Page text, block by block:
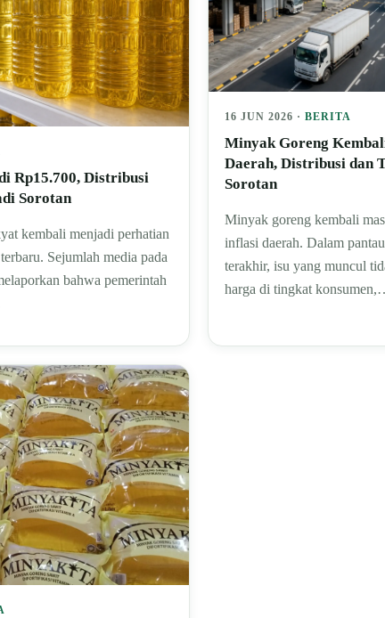
Rp15.700, Distribusi
Sorotan
kembali menjadi perhatian
Sejumlah media pada
bahwa pemerintah
16 JUN 2026 ·BERITA
Minyak Goreng
Daerah, Distribusi dan
Sorotan
Minyak goreng kembali
inflasi daerah. Dalam
terakhir, isu yang muncul
harga di tingkat